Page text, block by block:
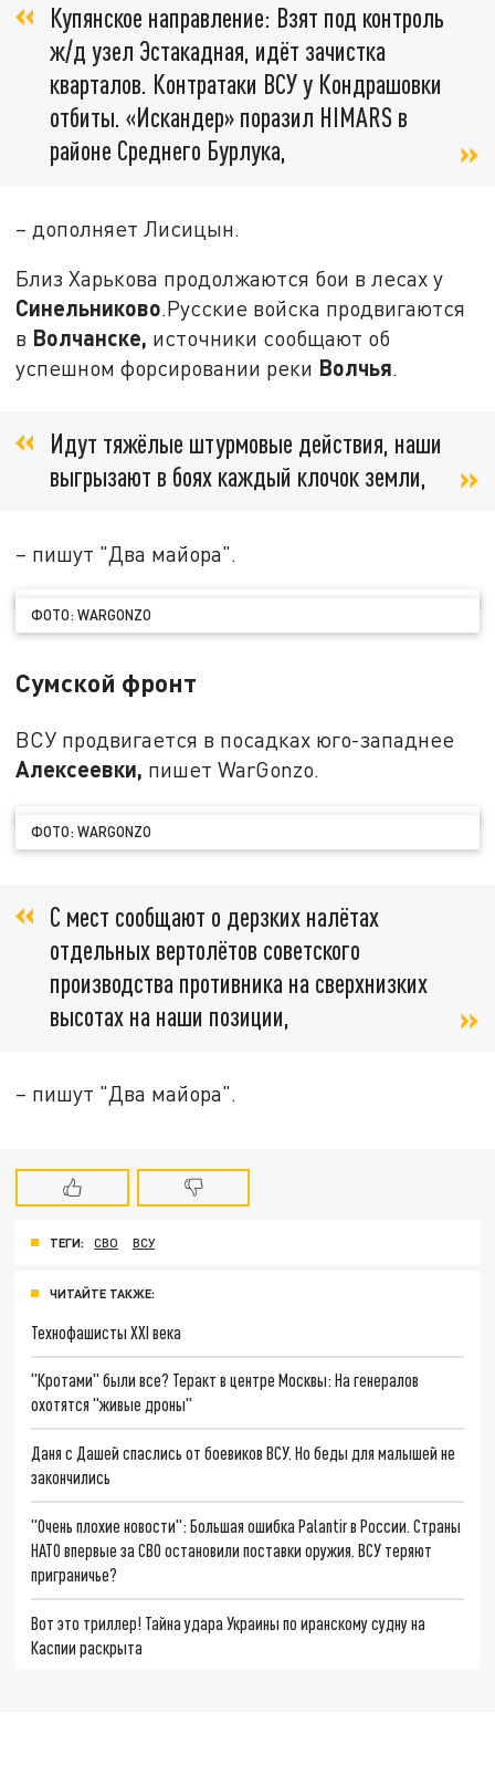
Купянское направление: Взят под контроль
ж/д узел Эстакадная, идёт зачистка
кварталов. Контратаки ВСУ у Кондрашовки
отбиты. «Искандер» поразил HIMARS в
районе Среднего Бурлука,
– дополняет Лисицын.
Близ Харькова продолжаются бои в лесах у
Синельниково.Русские войска продвигаются
в Волчанске, источники сообщают об
успешном форсировании реки Волчья.
Идут тяжёлые штурмовые действия, наши
выгрызают в боях каждый клочок земли,
– пишут "Два майора".
ФОТО: WARGONZO
Сумской фронт
ВСУ продвигается в посадках юго-западнее
Алексеевки, пишет WarGonzo.
ФОТО: WARGONZO
С мест сообщают о дерзких налётах
отдельных вертолётов советского
производства противника на сверхнизких
высотах на наши позиции,
– пишут "Два майора".
ТЕГИ: СВО ВСУ
ЧИТАЙТЕ ТАКЖЕ:
Технофашисты XXI века
"Кротами" были все? Теракт в центре Москвы: На генералов
охотятся "живые дроны"
Даня с Дашей спаслись от боевиков ВСУ. Но беды для малышей не
закончились
"Очень плохие новости": Большая ошибка Palantir в России. Страны
НАТО впервые за СВО остановили поставки оружия. ВСУ теряют
приграничье?
Вот это триллер! Тайна удара Украины по иранскому судну на
Каспии раскрыта